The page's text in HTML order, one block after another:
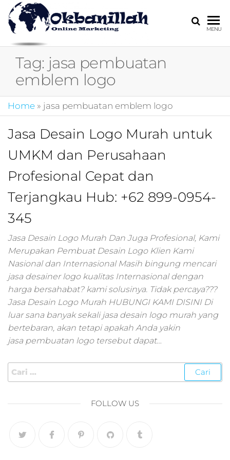
HARGA
MIRING
4.0,jasa digital
kotler,performance
digital,bisnis digital
digital
marketing,kotler
4.0,branding
media,promosi
smm,media
digital,jasa digital
marketing
terbaik,marketing
online offline,jasa
digital marketing
murah,marketing
digital
page marketing
digital,digital
umkm,digital
marketing
digital
MENU
Tag: jasa pembuatan
emblem logo
Home » jasa pembuatan emblem logo
Jasa Desain Logo Murah untuk
UMKM dan Perusahaan
Profesional Cepat dan
Terjangkau Hub: +62 899-0954-
345
Jasa Desain Logo Murah Dan Juga Profesional, Kami
Merupakan Pembuat Desain Logo Klien Kami
Nasional dan Internasional Masih bingung mencari
jasa desainer logo kualitas Internasional dengan
harga bersahabat? kami solusinya. Tidak percaya???
Jasa Desain Logo Murah HUBUNGI KAMI DISINI Di
luar sana banyak sekali jasa desain logo murah yang
bertebaran, akan tetapi apakah Anda yakin
jasa pembuatan logo tersebut dapat…
FOLLOW US